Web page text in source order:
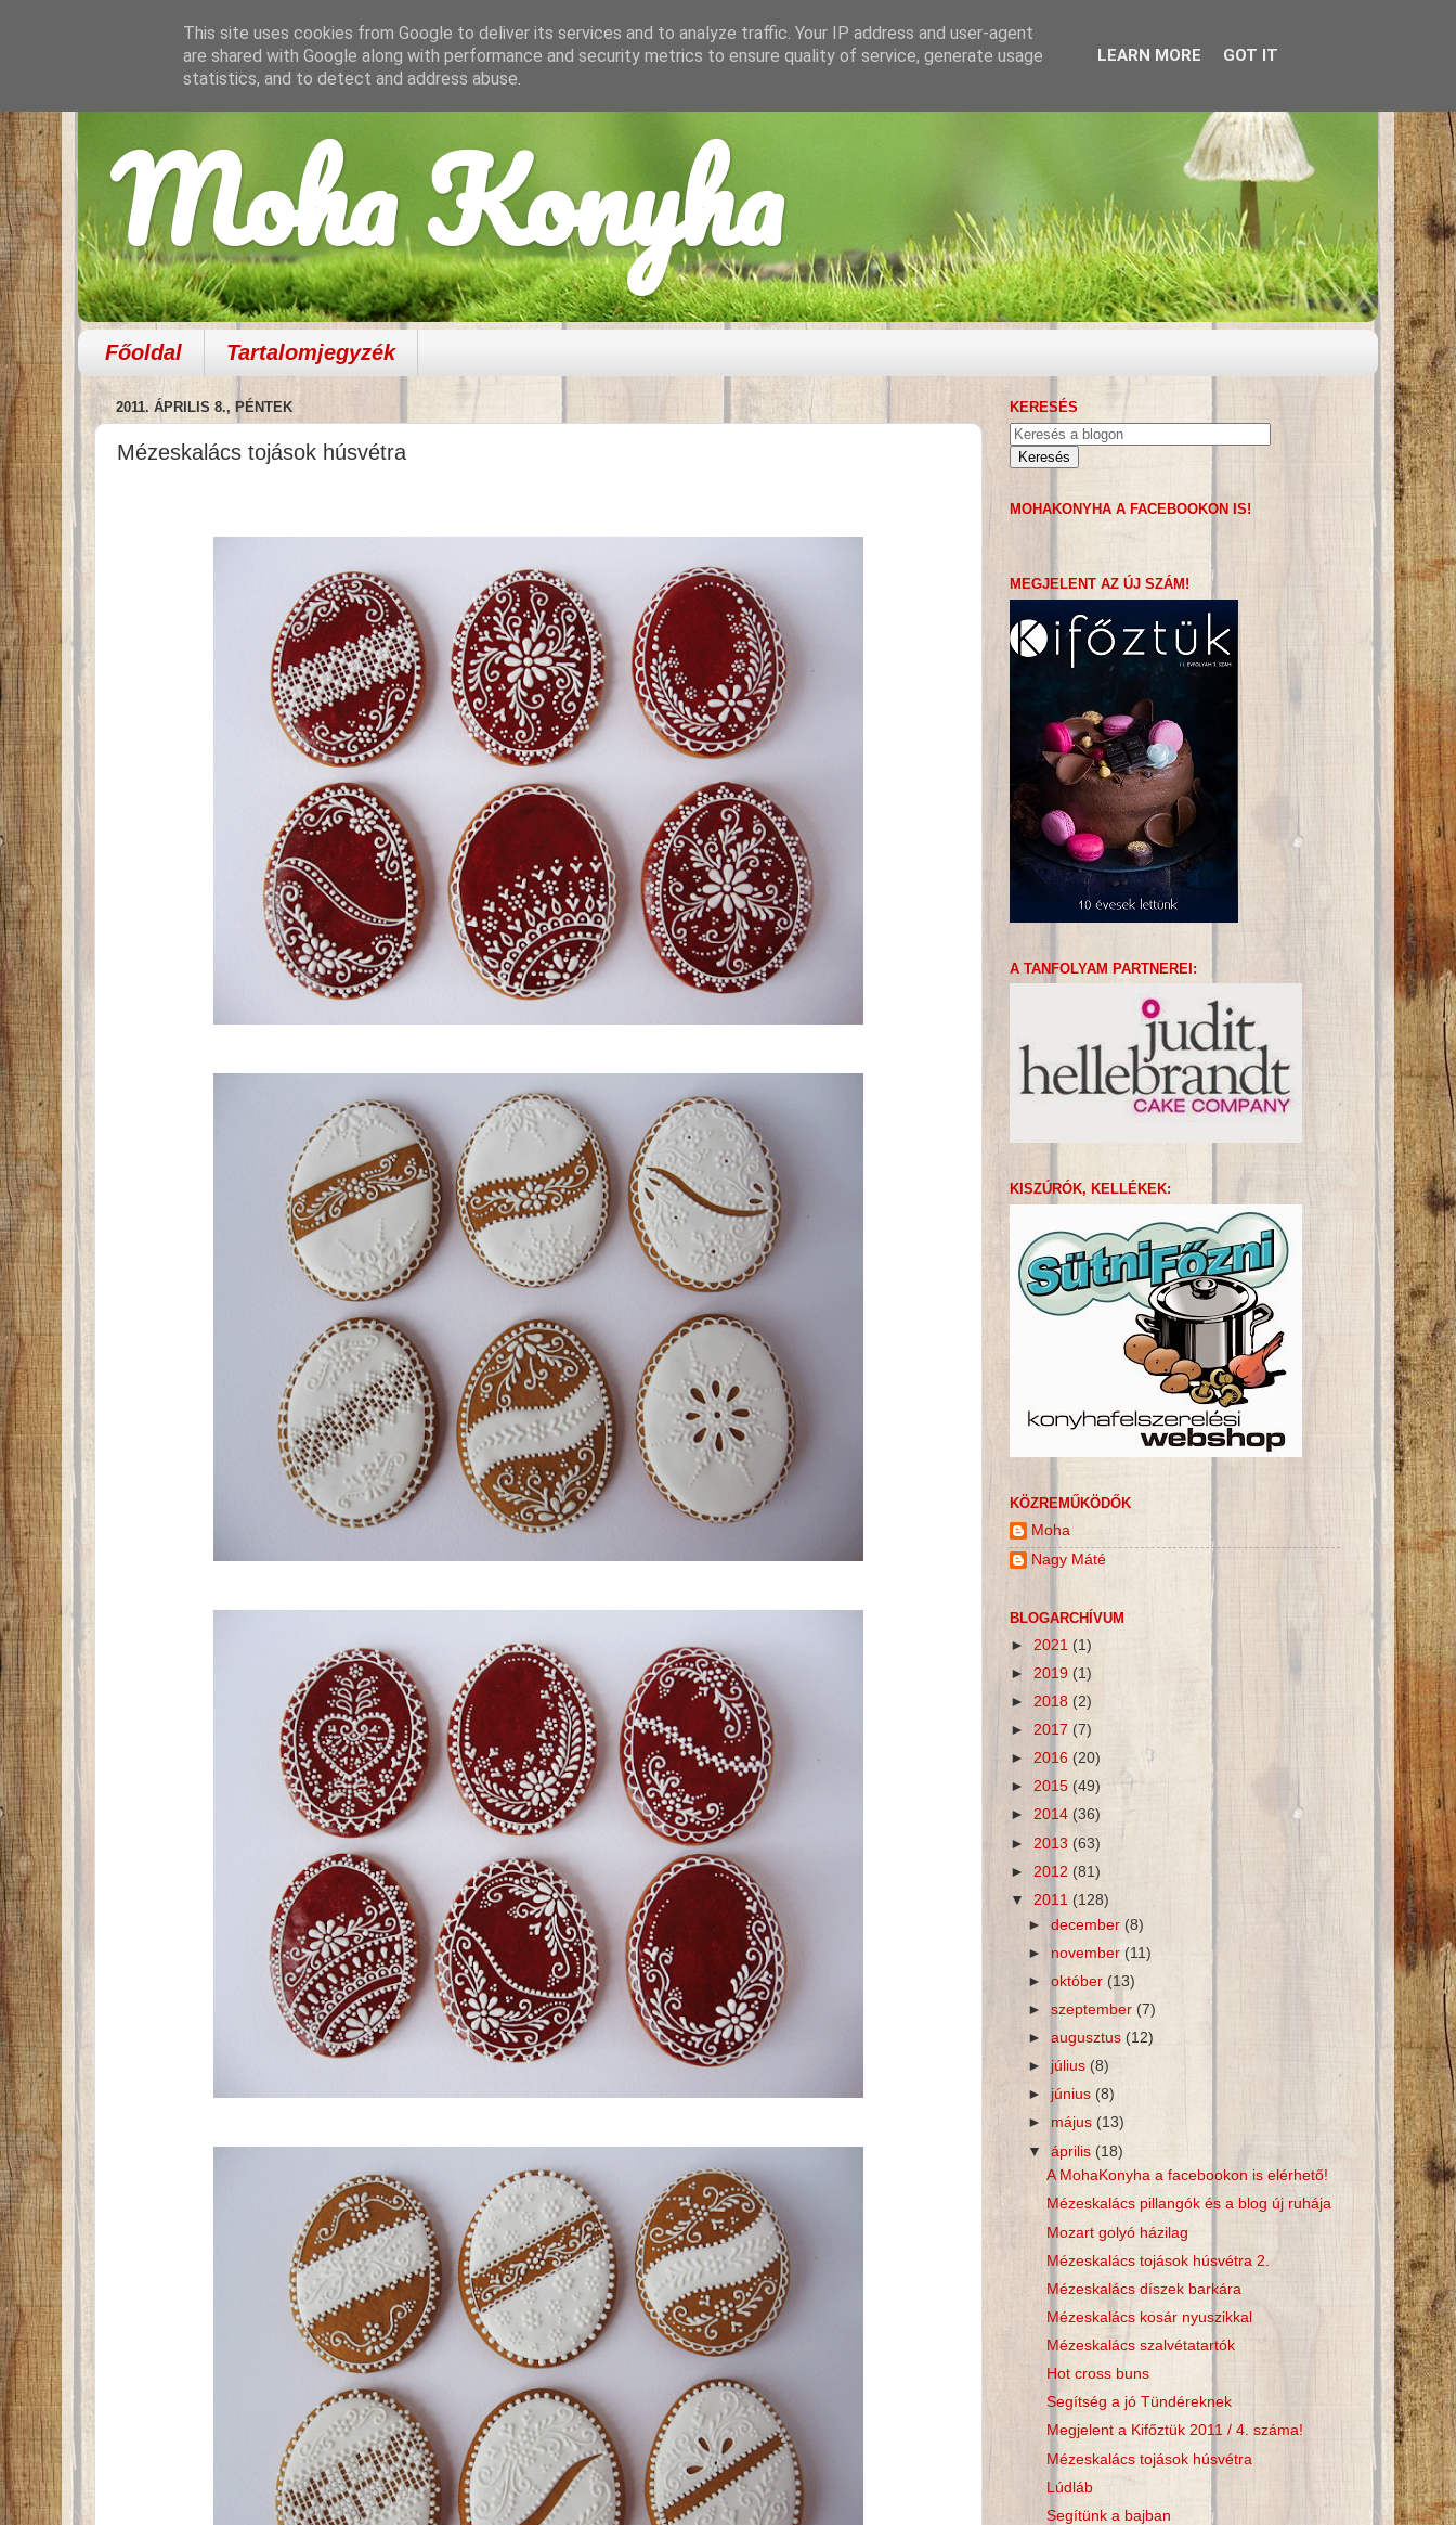
Moha Konyha
Főoldal Tartalomjegyzék
2011. ÁPRILIS 8., PÉNTEK
Mézeskalács tojások húsvétra
KERESÉS
MOHAKONYHA A FACEBOOKON IS!
MEGJELENT AZ ÚJ SZÁM!
A TANFOLYAM PARTNEREI:
KISZÚRÓK, KELLÉKEK:
KÖZREMŰKÖDŐK
Moha
Nagy Máté
BLOGARCHÍVUM
► 2021 (1)
► 2019 (1)
► 2018 (2)
► 2017 (7)
► 2016 (20)
► 2015 (49)
► 2014 (36)
► 2013 (63)
► 2012 (81)
▼ 2011 (128)
►december (8)
► november(11)
►október (13)
►szeptember (7)
►augusztus (12)
► július(8)
► június (8)
► május (13)
▼április (18)
A MohaKonyha a facebookon is elérhető!
Mézeskalács pillangók és a blog új ruhája
Mozart golyó házilag
Mézeskalács tojások húsvétra 2.
Mézeskalács díszek barkára
Mézeskalács kosár nyuszikkal
Mézeskalács szalvétatartók
Hot cross buns
Segítség a jó Tündéreknek
Megjelent a Kifőztük 2011 / 4. száma!
Mézeskalács tojások húsvétra
Lúdláb
Segítünk a bajban
This site uses cookies from Google to deliver its services and to analyze traffic. Your IP address and user-agent
are shared with Google along with performance and security metrics to ensure quality of service, generate usage
statistics, and to detect and address abuse.
LEARN MORE GOT IT